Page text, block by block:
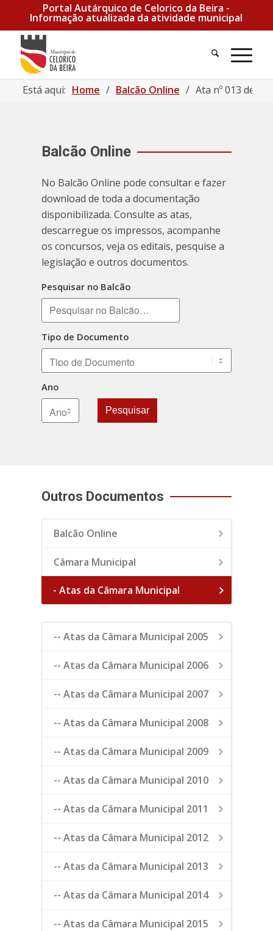
Portal Autárquico de Celorico da Beira -
Informação atualizada da atividade municipal
Está aqui: Home / Balcão Online / Ata nº 013 de
Balcão Online
No Balcão Online pode consultar e fazer
download de toda a documentação
disponibilizada. Consulte as atas,
descarregue os impressos, acompanhe
os concursos, veja os editais, pesquise a
legislação e outros documentos.
Pesquisar no Balcão
Tipo de Documento
Ano
Pesquisar
Outros Documentos
Balcão Online
Câmara Municipal
- Atas da Câmara Municipal
-- Atas da Câmara Municipal 2005
-- Atas da Câmara Municipal 2006
-- Atas da Câmara Municipal 2007
-- Atas da Câmara Municipal 2008
-- Atas da Câmara Municipal 2009
-- Atas da Câmara Municipal 2010
-- Atas da Câmara Municipal 2011
-- Atas da Câmara Municipal 2012
-- Atas da Câmara Municipal 2013
-- Atas da Câmara Municipal 2014
-- Atas da Câmara Municipal 2015